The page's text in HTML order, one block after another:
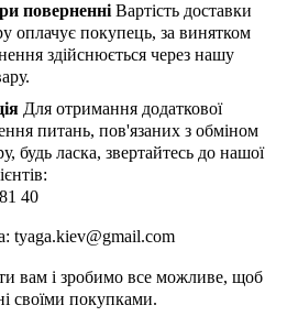
поверненні Вартість доставки
оплачує покупець, за винятком
здійснюється через нашу
Для отримання додаткової
питань, пов'язаних з обміном
будь ласка, звертайтесь до нашої
40
tyaga.kiev@gmail.com
вам і зробимо все можливе, щоб
своїми покупками.